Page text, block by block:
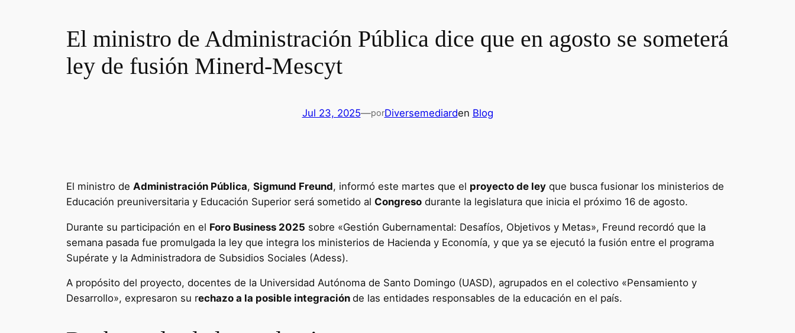
El ministro de Administración Pública dice que en agosto se someterá
ley de fusión Minerd-Mescyt
Jul 23, 2025—porDiversemediarden Blog
El ministro de Administración Pública, Sigmund Freund, informó este martes que el proyecto de ley que busca fusionar los ministerios de
Educación preuniversitaria y Educación Superior será sometido al Congreso durante la legislatura que inicia el próximo 16 de agosto.
Durante su participación en el Foro Business 2025 sobre «Gestión Gubernamental: Desafíos, Objetivos y Metas», Freund recordó que la
semana pasada fue promulgada la ley que integra los ministerios de Hacienda y Economía, y que ya se ejecutó la fusión entre el programa
Supérate y la Administradora de Subsidios Sociales (Adess).
A propósito del proyecto, docentes de la Universidad Autónoma de Santo Domingo (UASD), agrupados en el colectivo «Pensamiento y
Desarrollo», expresaron su rechazo a la posible integración de las entidades responsables de la educación en el país.